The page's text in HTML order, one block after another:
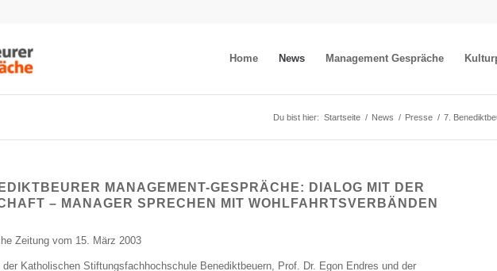
Home News Management Gespräche
Du bist hier: Startseite / News / Presse / 7.
MANAGEMENT-GESPRÄCHE: DIALOG MIT DER
– MANAGER SPRECHEN MIT WOHLFAHRTSVERBÄNDEN
Zeitung vom 15. März 2003
der Katholischen Stiftungsfachhochschule Benediktbeuern, Prof. Dr. Egon Endres und der